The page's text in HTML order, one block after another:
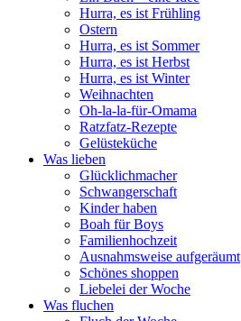
Hurra, es ist Frühling
Ostern
Hurra, es ist Sommer
Hurra, es ist Herbst
Hurra, es ist Winter
Weihnachten
Oh-la-la-für-Omama
Ratzfatz-Rezepte
Gelüsteküche
Was lieben
Glücklichmacher
Schwangerschaft
Kinder haben
Boah für Boys
Familienhochzeit
Ausnahmsweise aufgeräumt
Schönes shoppen
Liebelei der Woche
Was fluchen